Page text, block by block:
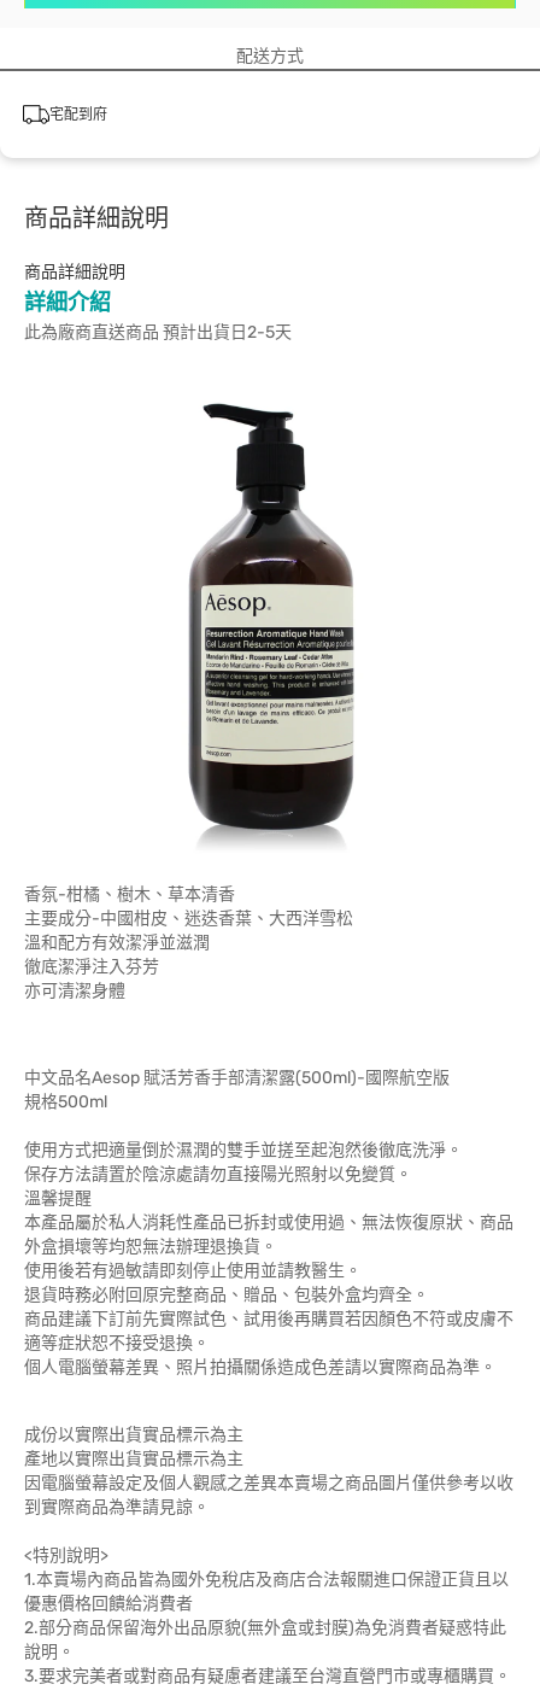
配送方式
宅配到府
商品詳細說明
商品詳細說明
詳細介紹
此為廠商直送商品 預計出貨日2-5天
香氛-柑橘、樹木、草本清香
主要成分-中國柑皮、迷迭香葉、大西洋雪松
溫和配方有效潔淨並滋潤
徹底潔淨注入芬芳
亦可清潔身體
中文品名Aesop 賦活芳香手部清潔露(500ml)-國際航空版
規格500ml
使用方式把適量倒於濕潤的雙手並搓至起泡然後徹底洗淨。
保存方法請置於陰涼處請勿直接陽光照射以免變質。
溫馨提醒
本產品屬於私人消耗性產品已拆封或使用過、無法恢復原狀、商品
外盒損壞等均恕無法辦理退換貨。
使用後若有過敏請即刻停止使用並請教醫生。
退貨時務必附回原完整商品、贈品、包裝外盒均齊全。
商品建議下訂前先實際試色、試用後再購買若因顏色不符或皮膚不
適等症狀恕不接受退換。
個人電腦螢幕差異、照片拍攝關係造成色差請以實際商品為準。
成份以實際出貨實品標示為主
產地以實際出貨實品標示為主
因電腦螢幕設定及個人觀感之差異本賣場之商品圖片僅供參考以收
到實際商品為準請見諒。
<特別說明>
1.本賣場內商品皆為國外免稅店及商店合法報關進口保證正貨且以
優惠價格回饋給消費者
2.部分商品保留海外出品原貌(無外盒或封膜)為免消費者疑惑特此
說明。
3.要求完美者或對商品有疑慮者建議至台灣直營門市或專櫃購買。